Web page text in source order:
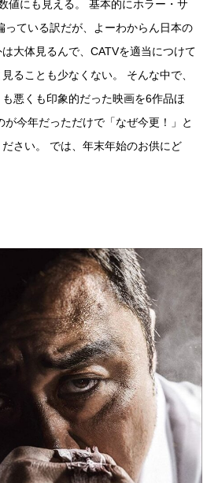
値にも見える。 基本的にホラー・サ
っている訳だが、よーわからん日本の
大体見るんで、CATVを適当につけて
ることも少なくない。 そんな中で、
悪くも印象的だった映画を6作品ほ
が今年だっただけで「なぜ今更！」と
さい。 では、年末年始のお供にど